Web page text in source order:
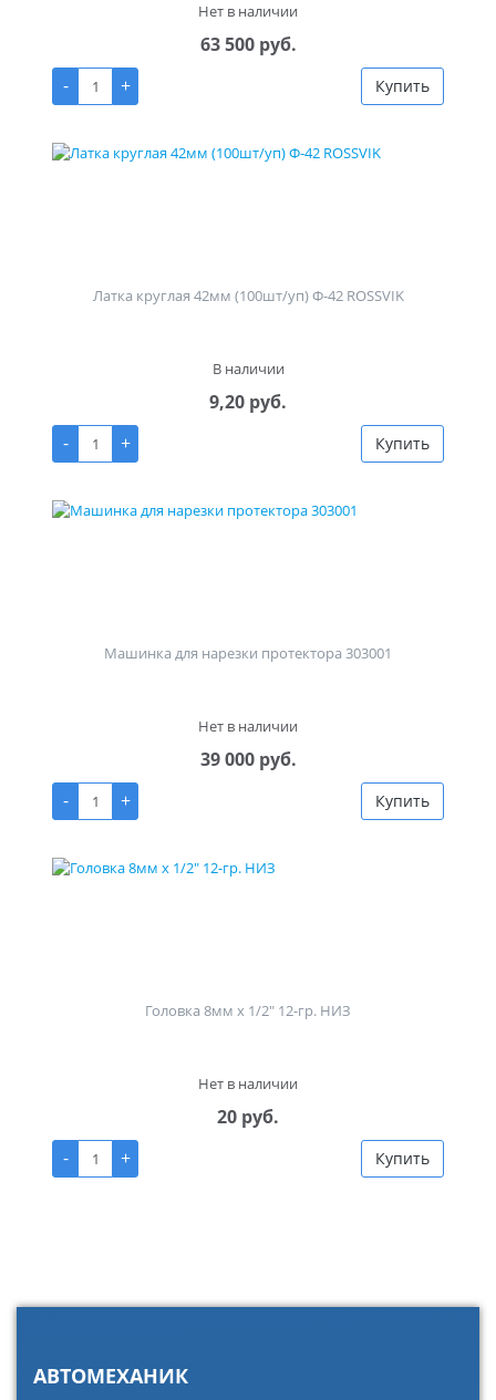
Нет в наличии
63 500 руб.
-
+ Купить
Латка круглая 42мм (100шт/уп) Ф-42 ROSSVIK
В наличии
9,20 руб.
-
+ Купить
Машинка для нарезки протектора 303001
Нет в наличии
39 000 руб.
-
+ Купить
Головка 8мм х 1/2" 12-гр. НИЗ
Нет в наличии
20 руб.
-
+ Купить
АВТОМЕХАНИК